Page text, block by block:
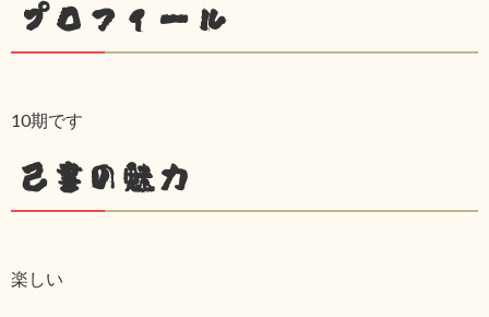
プロフィール
10期です
己書の魅力
楽しい